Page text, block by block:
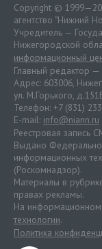
Copyright ©
агентство "Нижний
Учредитель —
Нижегородской
информационный
Главный редактор
Адрес: 603006,
ул. М.Горького,
Телефон: +7 (831)
E-mail: info@niann.ru
Реестровая запись
Выдано
информационных
(Роскомнадзор).
Материалы в
правах рекламы.
На информационном
технологии.
Политика